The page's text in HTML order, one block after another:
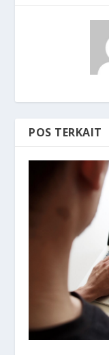
POS TERKAIT